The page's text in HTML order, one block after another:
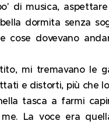
di musica,
dormita senza
cose dovevano
mi tremavano le
e distorti, più che
tasca a farmi
La voce era